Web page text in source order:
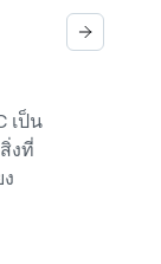
เป็น
งที่